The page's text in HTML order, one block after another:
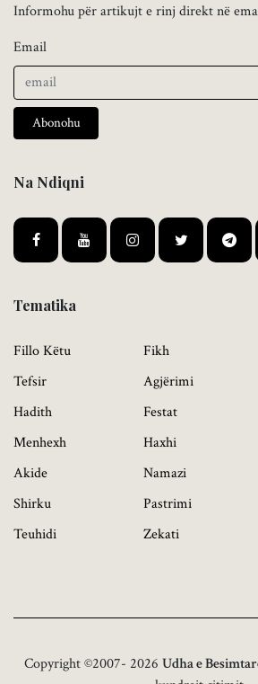
Informohu për artikujt e rinj direkt në
Email
Abonohu
Na Ndiqni
Tematika
Fillo Këtu
Tefsir
Hadith
Menhexh
Akide
Shirku
Teuhidi
Fikh
Agjërimi
Festat
Haxhi
Namazi
Pastrimi
Zekati
Copyright ©2007- 2026 Udha e